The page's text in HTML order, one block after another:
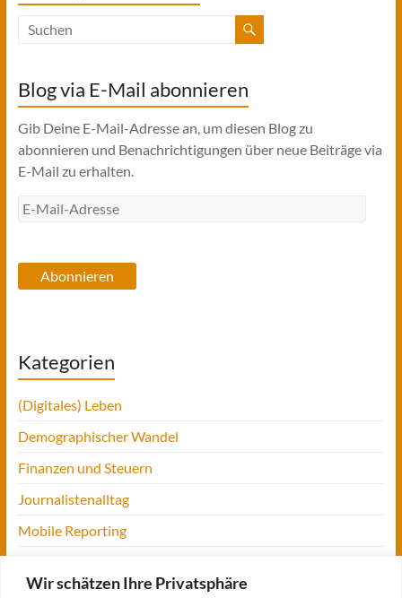
Wir schätzen Ihre Privatsphäre
Blog via E-Mail abonnieren
Gib Deine E-Mail-Adresse an, um diesen Blog zu
abonnieren und Benachrichtigungen über neue Beiträge via
E-Mail zu erhalten.
E-
Abonnieren
Kategorien
(Digitales) Leben
Demographischer Wandel
Finanzen und Steuern
Journalistenalltag
Mobile Reporting
Tansania